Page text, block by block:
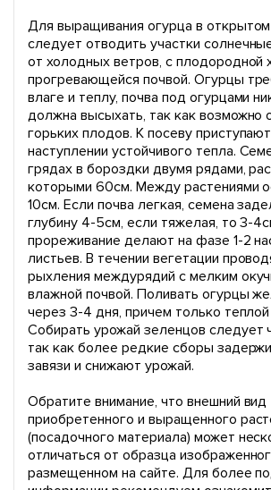
Для выращивания огурца в открытом
следует отводить участки
от холодных ветров, с плодородной
прогревающейся почвой. Огурцы
влаге и теплу, почва под огурцами
должна высыхать, так как возможно
горьких плодов. К посеву
наступлении устойчивого тепла.
грядах в бороздки двумя рядами,
которыми 60см. Между растениями
10см. Если почва легкая, семена
глубину 4-5см, если тяжелая, то 3-
прореживание делают на фазе 1-2
листьев. В течении вегетации
рыхления междурядий с мелким
влажной почвой. Поливать огурцы
через 3-4 дня, причем только
Собирать урожай зеленцов следует
так как более редкие сборы
завязи и снижают урожай.
Обратите внимание, что внешний вид
приобретенного и выращенного
(посадочного материала) может
отличаться от образца
размещенном на сайте. Для более